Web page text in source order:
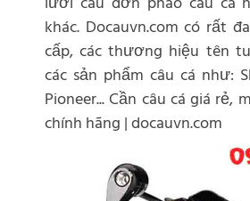
khác. Docauvn.com có rất
cấp, các thương hiệu tên
các sản phẩm câu cá như:
Pioneer... Cần câu cá giá rẻ,
chính hãng | docauvn.com